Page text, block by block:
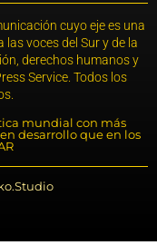
cuyo eje es una
voces del Sur y de la
derechos humanos y
Service. Todos los
mundial con más
desarrollo que en los